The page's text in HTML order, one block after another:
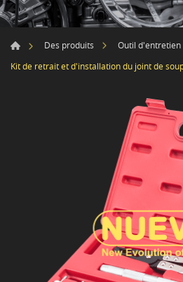
Des produits
Outil
Kit de retrait et d'installation du joint de